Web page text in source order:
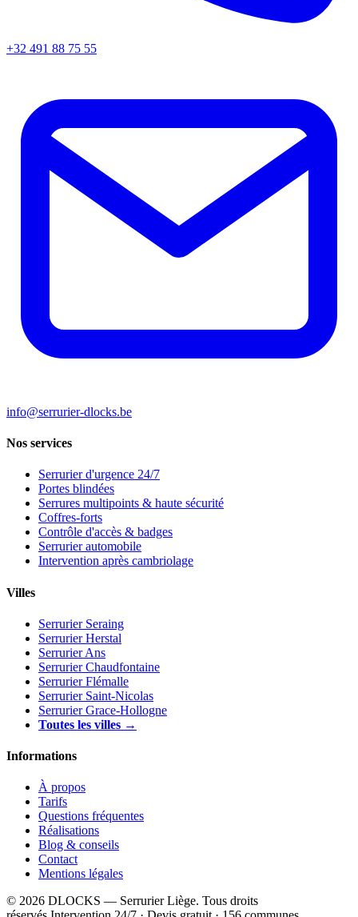
+32 491 88 75 55
info@serrurier-dlocks.be
Nos services
Serrurier d'urgence 24/7
Portes blindées
Serrures multipoints & haute sécurité
Coffres-forts
Contrôle d'accès & badges
Serrurier automobile
Intervention après cambriolage
Villes
Serrurier Seraing
Serrurier Herstal
Serrurier Ans
Serrurier Chaudfontaine
Serrurier Flémalle
Serrurier Saint-Nicolas
Serrurier Grace-Hollogne
Toutes les villes →
Informations
À propos
Tarifs
Questions fréquentes
Réalisations
Blog & conseils
Contact
Mentions légales
© 2026 DLOCKS — Serrurier Liège. Tous droits